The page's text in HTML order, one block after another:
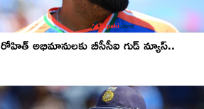
రోహిత్ అభిమానులకు బీసీసీఐ గుడ్ న్యూస్..